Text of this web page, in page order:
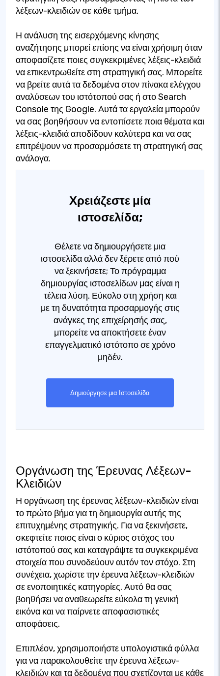
λέξεων-κλειδιών σε κάθε τμήμα.
Η ανάλυση της εισερχόμενης κίνησης
αναζήτησης μπορεί επίσης να είναι χρήσιμη όταν
αποφασίζετε ποιες συγκεκριμένες λέξεις-κλειδιά
να επικεντρωθείτε στη στρατηγική σας. Μπορείτε
να βρείτε αυτά τα δεδομένα στον πίνακα ελέγχου
αναλύσεων του ιστότοπού σας ή στο Search
Console της Google. Αυτά τα εργαλεία μπορούν
να σας βοηθήσουν να εντοπίσετε ποια θέματα και
λέξεις-κλειδιά αποδίδουν καλύτερα και να σας
επιτρέψουν να προσαρμόσετε τη στρατηγική σας
ανάλογα.
Χρειάζεστε μία
ιστοσελίδα;
Θέλετε να δημιουργήσετε μια
ιστοσελίδα αλλά δεν ξέρετε από πού
να ξεκινήσετε; Το πρόγραμμα
δημιουργίας ιστοσελίδων μας είναι η
τέλεια λύση. Εύκολο στη χρήση και
με τη δυνατότητα προσαρμογής στις
ανάγκες της επιχείρησής σας,
μπορείτε να αποκτήσετε έναν
επαγγελματικό ιστότοπο σε χρόνο
μηδέν.
Δημιούργησε μια Ιστοσελίδα
Οργάνωση της Έρευνας Λέξεων-
Κλειδιών
Η οργάνωση της έρευνας λέξεων-κλειδιών είναι
το πρώτο βήμα για τη δημιουργία αυτής της
επιτυχημένης στρατηγικής. Για να ξεκινήσετε,
σκεφτείτε ποιος είναι ο κύριος στόχος του
ιστότοπού σας και καταγράψτε τα συγκεκριμένα
στοιχεία που συνοδεύουν αυτόν τον στόχο. Στη
συνέχεια, χωρίστε την έρευνα λέξεων-κλειδιών
σε ενοποιητικές κατηγορίες. Αυτό θα σας
βοηθήσει να αναθεωρείτε εύκολα τη γενική
εικόνα και να παίρνετε αποφασιστικές
αποφάσεις.
Επιπλέον, χρησιμοποιήστε υπολογιστικά φύλλα
για να παρακολουθείτε την έρευνα λέξεων-
κλειδιών και τα δεδομένα που σχετίζονται με κάθε